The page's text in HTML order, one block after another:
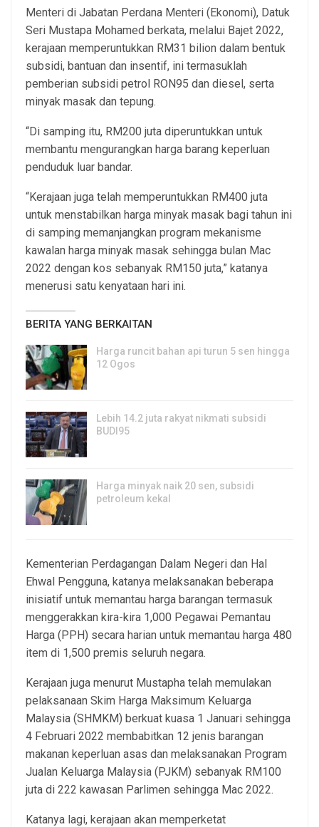
Menteri di Jabatan Perdana Menteri (Ekonomi), Datuk
Seri Mustapa Mohamed berkata, melalui Bajet 2022,
kerajaan memperuntukkan RM31 bilion dalam bentuk
subsidi, bantuan dan insentif, ini termasuklah
pemberian subsidi petrol RON95 dan diesel, serta
minyak masak dan tepung.
“Di samping itu, RM200 juta diperuntukkan untuk
membantu mengurangkan harga barang keperluan
penduduk luar bandar.
“Kerajaan juga telah memperuntukkan RM400 juta
untuk menstabilkan harga minyak masak bagi tahun ini
di samping memanjangkan program mekanisme
kawalan harga minyak masak sehingga bulan Mac
2022 dengan kos sebanyak RM150 juta,” katanya
menerusi satu kenyataan hari ini.
BERITA YANG BERKAITAN
Harga runcit bahan api turun 5 sen hingga
12 Ogos
Lebih 14.2 juta rakyat nikmati subsidi
BUDI95
Harga minyak naik 20 sen, subsidi
petroleum kekal
Kementerian Perdagangan Dalam Negeri dan Hal
Ehwal Pengguna, katanya melaksanakan beberapa
inisiatif untuk memantau harga barangan termasuk
menggerakkan kira-kira 1,000 Pegawai Pemantau
Harga (PPH) secara harian untuk memantau harga 480
item di 1,500 premis seluruh negara.
Kerajaan juga menurut Mustapha telah memulakan
pelaksanaan Skim Harga Maksimum Keluarga
Malaysia (SHMKM) berkuat kuasa 1 Januari sehingga
4 Februari 2022 membabitkan 12 jenis barangan
makanan keperluan asas dan melaksanakan Program
Jualan Keluarga Malaysia (PJKM) sebanyak RM100
juta di 222 kawasan Parlimen sehingga Mac 2022.
Katanya lagi, kerajaan akan memperketat